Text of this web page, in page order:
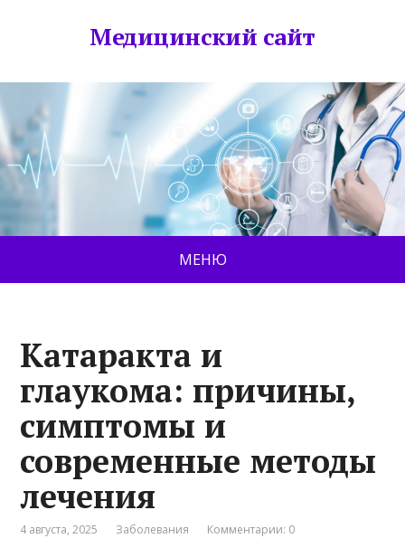
Медицинский сайт
МЕНЮ
Катаракта и
глаукома: причины,
симптомы и
современные методы
лечения
4 августа, 2025 Заболевания Комментарии: 0